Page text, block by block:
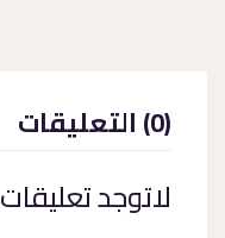
(0) التعليقات
لاتوجد تعليقات